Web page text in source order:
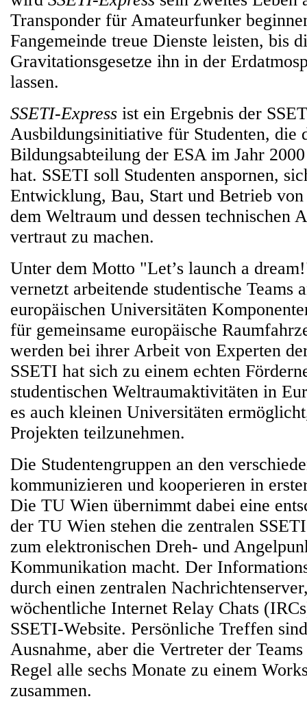
Transponder für Amateurfunker
Fangemeinde treue Dienste leisten, bis
Gravitationsgesetze ihn in der
lassen.
SSETI-Express ist ein Ergebnis der
Ausbildungsinitiative für Studenten, die
Bildungsabteilung der ESA im Jahr
hat. SSETI soll Studenten anspornen,
Entwicklung, Bau, Start und Betrieb
dem Weltraum und dessen technischen
vertraut zu machen.
Unter dem Motto "Let’s launch a
vernetzt arbeitende studentische Teams
europäischen Universitäten
für gemeinsame europäische
werden bei ihrer Arbeit von Experten
SSETI hat sich zu einem echten
studentischen Weltraumaktivitäten in
es auch kleinen Universitäten
Projekten teilzunehmen.
Die Studentengruppen an den
kommunizieren und kooperieren in
Die TU Wien übernimmt dabei eine
der TU Wien stehen die zentralen
zum elektronischen Dreh- und
Kommunikation macht. Der
durch einen zentralen
wöchentliche Internet Relay Chats
SSETI-Website. Persönliche Treffen
Ausnahme, aber die Vertreter der
Regel alle sechs Monate zu einem
zusammen.